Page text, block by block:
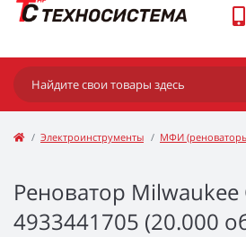
Электроинструменты МФИ
Реноватор Milwaukee
4933441705 (20.000